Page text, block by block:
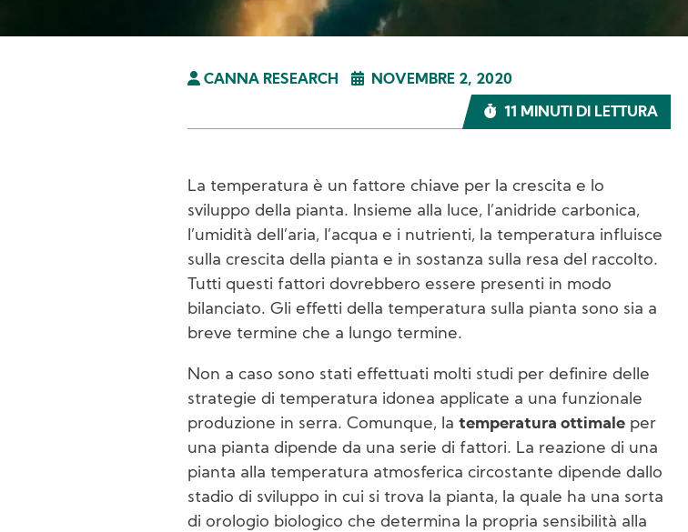
CANNA RESEARCH NOVEMBRE 2, 2020
11 MINUTI DI LETTURA
La temperatura è un fattore chiave per la crescita e lo
sviluppo della pianta. Insieme alla luce, l’anidride carbonica,
l’umidità dell’aria, l’acqua e i nutrienti, la temperatura influisce
sulla crescita della pianta e in sostanza sulla resa del raccolto.
Tutti questi fattori dovrebbero essere presenti in modo
bilanciato. Gli effetti della temperatura sulla pianta sono sia a
breve termine che a lungo termine.
Non a caso sono stati effettuati molti studi per definire delle
strategie di temperatura idonea applicate a una funzionale
produzione in serra. Comunque, la temperatura ottimale per
una pianta dipende da una serie di fattori. La reazione di una
pianta alla temperatura atmosferica circostante dipende dallo
stadio di sviluppo in cui si trova la pianta, la quale ha una sorta
di orologio biologico che determina la propria sensibilità alla